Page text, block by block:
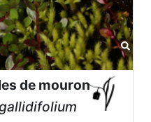
de mouron